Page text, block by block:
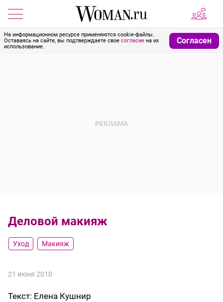
На информационном ресурсе применяются cookie-файлы.
Оставаясь на сайте, вы подтверждаете свое согласие на их
использование.
Согласен
Деловой макияж
Уход Макияж
21 июня 2010
Текст: Елена Кушнир